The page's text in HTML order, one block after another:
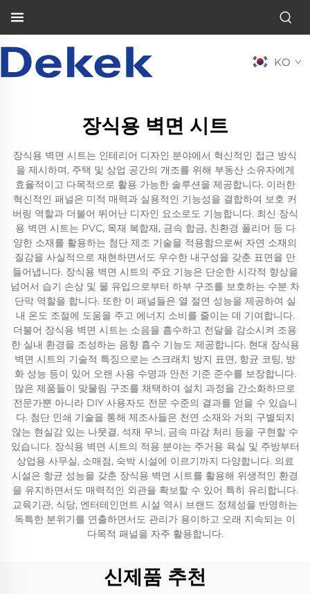
KO
장식용 벽면 시트
장식용 벽면 시트는 인테리어 디자인 분야에서 혁신적인 접근 방식
을 제시하며, 주택 및 상업 공간의 개조를 위해 부동산 소유자에게
효율적이고 다목적으로 활용 가능한 솔루션을 제공합니다. 이러한
혁신적인 패널은 미적 매력과 실용적인 기능성을 결합하여 보호 커
버링 역할과 더불어 뛰어난 디자인 요소로도 기능합니다. 최신 장식
용 벽면 시트는 PVC, 목재 복합재, 금속 합금, 친환경 폴리머 등 다
양한 소재를 활용하는 첨단 제조 기술을 적용함으로써 자연 소재의
질감을 사실적으로 재현하면서도 우수한 내구성을 갖춘 표면을 만
들어냅니다. 장식용 벽면 시트의 주요 기능은 단순한 시각적 향상을
넘어서 습기 손상 및 물 유입으로부터 하부 구조를 보호하는 수분 차
단막 역할을 합니다. 또한 이 패널들은 열 절연 성능을 제공하여 실
내 온도 조절에 도움을 주고 에너지 소비를 줄이는 데 기여합니다.
더불어 장식용 벽면 시트는 소음을 흡수하고 전달을 감소시켜 조용
한 실내 환경을 조성하는 음향 흡수 기능도 제공합니다. 현대 장식용
벽면 시트의 기술적 특징으로는 스크래치 방지 표면, 항균 코팅, 방
화 성능 등이 있어 오랜 사용 수명과 안전 기준 준수를 보장합니다.
많은 제품들이 맞물림 구조를 채택하여 설치 과정을 간소화하므로
전문가뿐 아니라 DIY 사용자도 전문 수준의 결과를 얻을 수 있습니
다. 첨단 인쇄 기술을 통해 제조사들은 천연 소재와 거의 구별되지
않는 현실감 있는 나뭇결, 석재 무늬, 금속 마감 처리 등을 구현할 수
있습니다. 장식용 벽면 시트의 적용 분야는 주거용 욕실 및 주방부터
상업용 사무실, 소매점, 숙박 시설에 이르기까지 다양합니다. 의료
시설은 항균 성능을 갖춘 장식용 벽면 시트를 활용해 위생적인 환경
을 유지하면서도 매력적인 외관을 확보할 수 있어 특히 유리합니다.
교육기관, 식당, 엔터테인먼트 시설 역시 브랜드 정체성을 반영하는
독특한 분위기를 연출하면서도 관리가 용이하고 오래 지속되는 이
다목적 패널을 자주 활용합니다.
신제품 추천